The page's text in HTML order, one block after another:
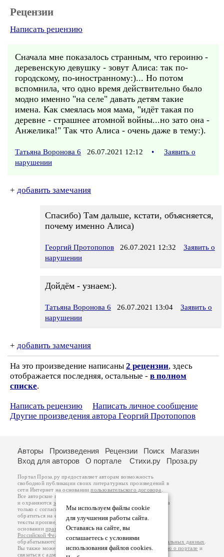
Рецензии
Написать рецензию
Сначала мне показалось странным, что героиню -
деревенскую девушку - зовут Алиса: так по-
городскому, по-иностранному:)... Но потом
вспомнила, что одно время действительно было
модно именно "на селе" давать детям такие
имена. Как смеялась моя мама, "идёт такая по
деревне - страшнее атомной войны...но зато она -
Анжелика!" Так что Алиса - очень даже в тему:).
Татьяна Воронова 6 26.07.2021 12:12 •
Заявить о
нарушении
+ добавить замечания
Спасибо) Там дальше, кстати, объясняется,
почему именно Алиса)
Георгий Протопопов 26.07.2021 12:32
Заявить о
нарушении
Дойдём - узнаем:).
Татьяна Воронова 6 26.07.2021 13:04
Заявить о
нарушении
+ добавить замечания
На это произведение написаны 2 рецензии, здесь
отображается последняя, остальные - в полном
списке.
Написать рецензию
Написать личное сообщение
Другие произведения автора Георгий Протопопов
Мы используем файлы cookie
для улучшения работы сайта.
Оставаясь на сайте, вы
соглашаетесь с условиями
использования файлов cookies.
Авторы Произведения Рецензии Поиск
Магазин
Вход для авторов
О портале Стихи.ру Проза.ру
Портал Проза.ру предоставляет авторам возможность
свободной публикации своих литературных произведений в
сети Интернет на основаниипользовательского договора
Все авторские права на произведения принадлежат авторам
и охраняются законом
. Перепечатка произведений возможна
только с согласия его автора, к которому вы можете
обратиться на его авторской странице. Ответственность за
тексты произведений авторы несут самостоятельно на
основанииправил публикацииизаконодательства
Российской Федерации
обрабатываются на основанииПолитики обработки персональных данных
Вы также можете посмотреть более подробнуюинформацию о портале и
связаться с администрацией